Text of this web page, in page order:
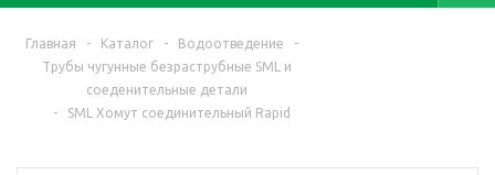
Главная - Каталог - Водоотведение
-
Трубы чугунные безраструбные SML и
соеденительные детали
-
SML Хомут соединительный Rapid